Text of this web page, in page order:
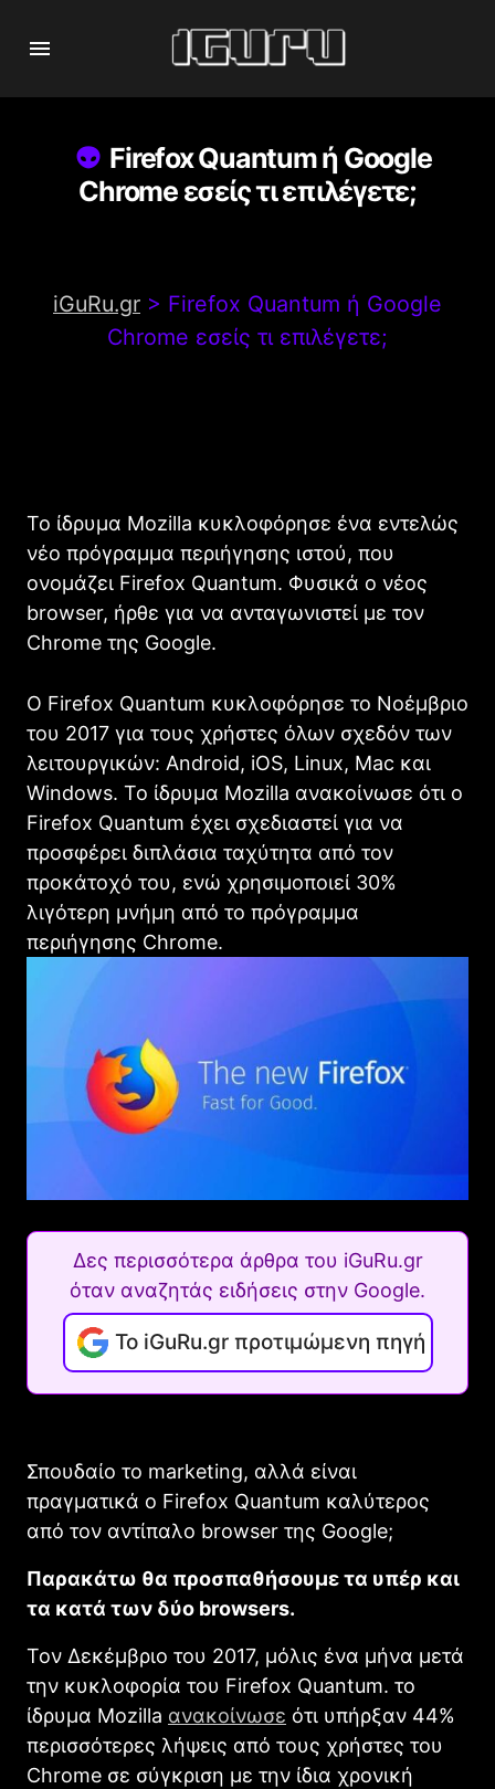
Firefox Quantum ή Google
Chrome εσείς τι επιλέγετε;
iGuRu.gr > Firefox Quantum ή Google
Chrome εσείς τι επιλέγετε;
Το ίδρυμα Mozilla κυκλοφόρησε ένα εντελώς
νέο πρόγραμμα περιήγησης ιστού, που
ονομάζει Firefox Quantum. Φυσικά ο νέος
browser, ήρθε για να ανταγωνιστεί με τον
Chrome της Google.
Ο Firefox Quantum κυκλοφόρησε το Νοέμβριο
του 2017 για τους χρήστες όλων σχεδόν των
λειτουργικών: Android, iOS, Linux, Mac και
Windows. Το ίδρυμα Mozilla ανακοίνωσε ότι ο
Firefox Quantum έχει σχεδιαστεί για να
προσφέρει διπλάσια ταχύτητα από τον
προκάτοχό του, ενώ χρησιμοποιεί 30%
λιγότερη μνήμη από το πρόγραμμα
περιήγησης Chrome.
Δες περισσότερα άρθρα του iGuRu.gr
όταν αναζητάς ειδήσεις στην Google.
Το iGuRu.gr προτιμώμενη πηγή
Σπουδαίο το marketing, αλλά είναι
πραγματικά ο Firefox Quantum καλύτερος
από τον αντίπαλο browser της Google;
Παρακάτω θα προσπαθήσουμε τα υπέρ και
τα κατά των δύο browsers.
Τον Δεκέμβριο του 2017, μόλις ένα μήνα μετά
την κυκλοφορία του Firefox Quantum. το
ίδρυμα Mozilla ανακοίνωσε ότι υπήρξαν 44%
περισσότερες λήψεις από τους χρήστες του
Chrome σε σύγκριση με την ίδια χρονική